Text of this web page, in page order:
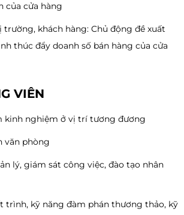
của cửa hàng
trường, khách hàng: Chủ động đề xuất
thúc đẩy doanh số bán hàng của cửa
VIÊN
kinh nghiệm ở vị trí tương đương
văn phòng
lý, giám sát công việc, đào tạo nhân
trình, kỹ năng đàm phán thương thảo, kỹ